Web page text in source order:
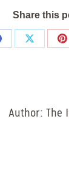
Share this
Share
Author: The